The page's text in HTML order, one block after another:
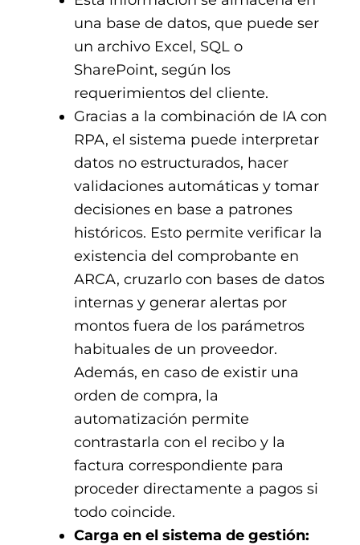
una base de datos, que puede ser
un archivo Excel, SQL o
SharePoint, según los
requerimientos del cliente.
Gracias a la combinación de IA con
RPA, el sistema puede interpretar
datos no estructurados, hacer
validaciones automáticas y tomar
decisiones en base a patrones
históricos. Esto permite verificar la
existencia del comprobante en
ARCA, cruzarlo con bases de datos
internas y generar alertas por
montos fuera de los parámetros
habituales de un proveedor.
Además, en caso de existir una
orden de compra, la
automatización permite
contrastarla con el recibo y la
factura correspondiente para
proceder directamente a pagos si
todo coincide.
Carga en el sistema de gestión: